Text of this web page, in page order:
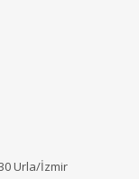
Urla/İzmir